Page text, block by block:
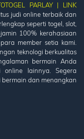
PARLAY |
LINK
judi online terbaik dan
seperti togel, slot,
100% kerahasiaan
member setia kami.
teknologi berkualitas
bermain Anda
online lainnya. Segera
dan menangkan